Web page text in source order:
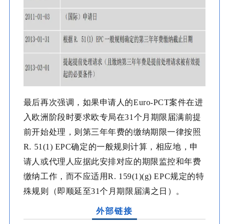
最后再次强调，如果申请人的Euro-PCT案件在进
入欧洲阶段时要求欧专局在31个月期限届满前提
前开始处理，则第三年年费的缴纳期限一律按照
R. 51(1) EPC确定的一般规则计算，相应地，申
请人或代理人应据此安排对应的期限监控和年费
缴纳工作，而不应适用R. 159(1)(g) EPC规定的特
殊规则（即顺延至31个月期限届满之日）。
外部链接